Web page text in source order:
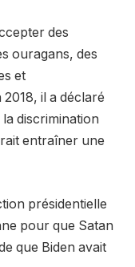
des
ouragans, des
et
il a déclaré
la discrimination
entraîner une
présidentielle
pour que Satan
que Biden avait